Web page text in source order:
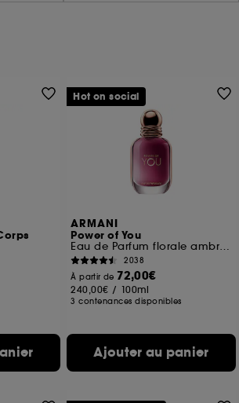
ARMANI
Power of You
Eau de Parfum florale ambrée fruitée pour femme
2038
À partir de 72,00€
240,00€ / 100ml
3 contenances disponibles
Ajouter au panier
Hot on social